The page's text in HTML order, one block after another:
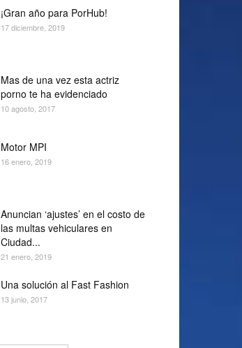
¡Gran año para PorHub!
17 diciembre, 2019
Mas de una vez esta actriz
porno te ha evidenciado
10 agosto, 2017
Motor MPI
16 enero, 2019
Anuncian ‘ajustes’ en el costo de
las multas vehiculares en
Ciudad...
21 enero, 2019
Una solución al Fast Fashion
13 junio, 2017